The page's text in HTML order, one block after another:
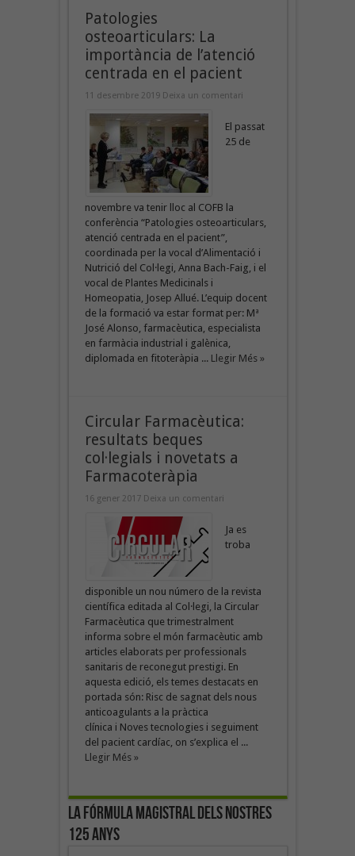
Patologies
osteoarticulars: La
importància de l’atenció
centrada en el pacient
11 desembre 2019 Deixa un comentari
El passat
25 de
novembre va tenir lloc al COFB la
conferència “Patologies osteoarticulars,
atenció centrada en el pacient”,
coordinada per la vocal d’Alimentació i
Nutrició del Col·legi, Anna Bach-Faig, i el
vocal de Plantes Medicinals i
Homeopatia, Josep Allué. L’equip docent
de la formació va estar format per: Mª
José Alonso, farmacèutica, especialista
en farmàcia industrial i galènica,
diplomada en fitoteràpia ... Llegir Més »
Circular Farmacèutica:
resultats beques
col·legials i novetats a
Farmacoteràpia
16 gener 2017 Deixa un comentari
Ja es
troba
disponible un nou número de la revista
científica editada al Col·legi, la Circular
Farmacèutica que trimestralment
informa sobre el món farmacèutic amb
articles elaborats per professionals
sanitaris de reconegut prestigi. En
aquesta edició, els temes destacats en
portada són: Risc de sagnat dels nous
anticoagulants a la pràctica
clínica i Noves tecnologies i seguiment
del pacient cardíac, on s’explica el ...
Llegir Més »
La fórmula magistral dels nostres
125 anys